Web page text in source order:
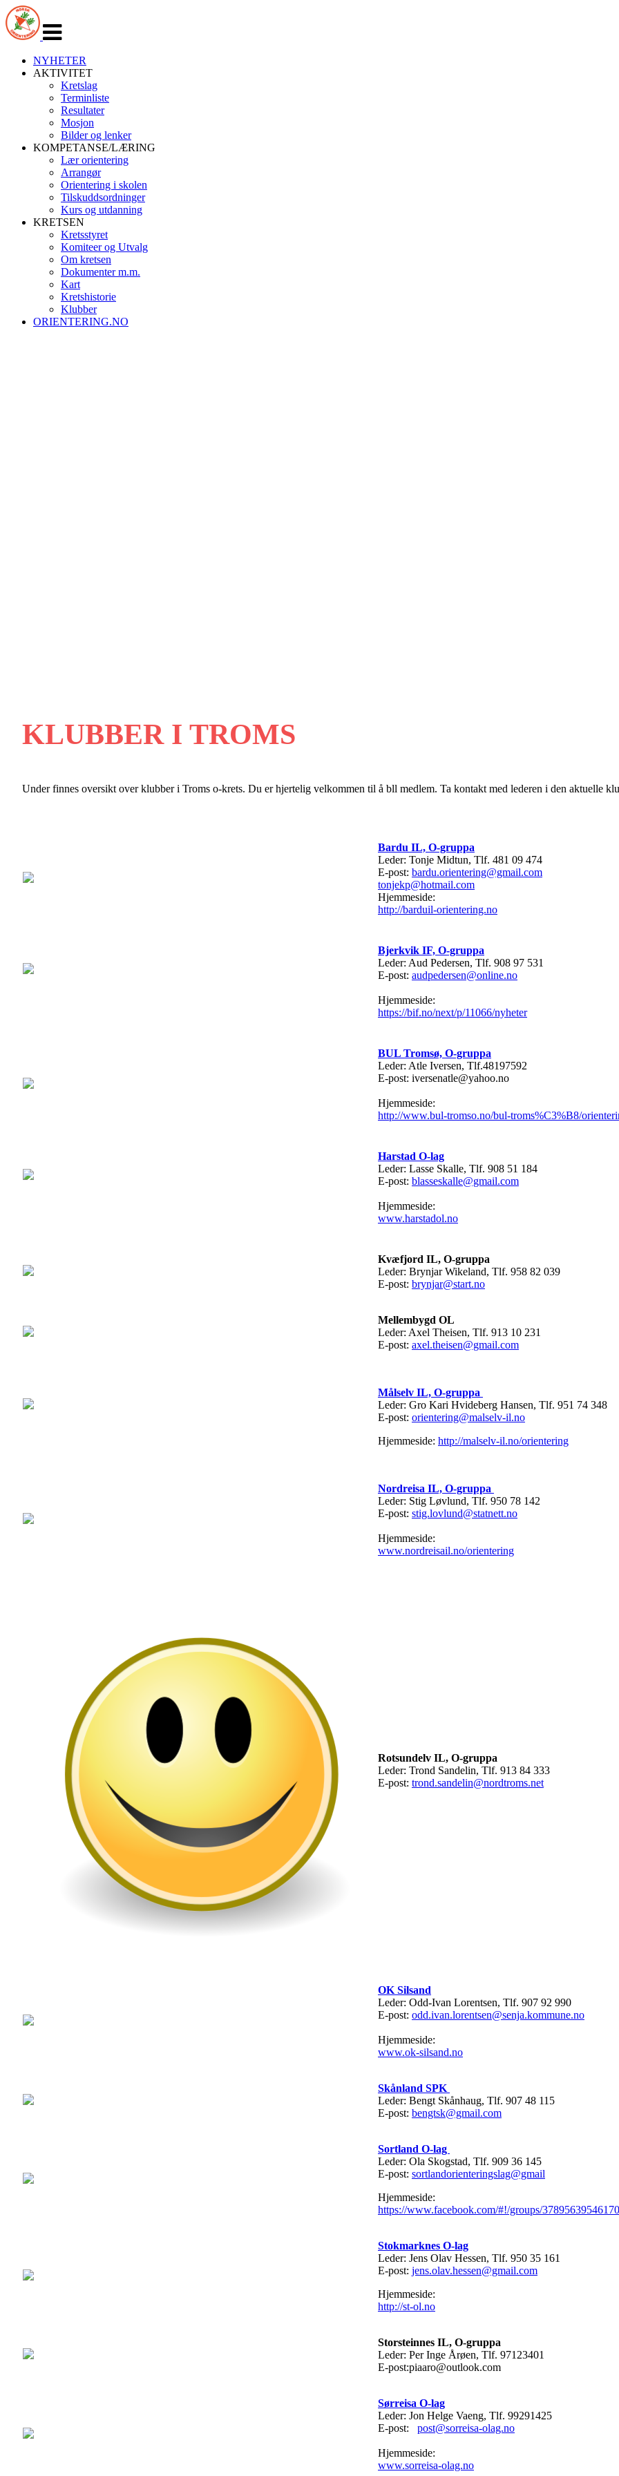
navigasjon
NYHETER
AKTIVITET
Kretslag
Terminliste
Resultater
Mosjon
Bilder og lenker
KOMPETANSE/LÆRING
Lær orientering
Arrangør
Orientering i skolen
Tilskuddsordninger
Kurs og utdanning
KRETSEN
Kretsstyret
Komiteer og Utvalg
Om kretsen
Dokumenter m.m.
Kart
Kretshistorie
Klubber
ORIENTERING.NO
KLUBBER I TROMS
Under finnes oversikt over klubber i Troms o-krets. Du er hjertelig velkommen til å bll medlem. Ta kontakt med lederen i den aktuelle
Bardu IL, O-gruppa
Leder: Tonje Midtun, Tlf. 481 09 474
E-post: bardu.orientering@gmail.com
tonjekp@hotmail.com
Hjemmeside:
http://barduil-orientering.no
Bjerkvik IF, O-gruppa
Leder: Aud Pedersen, Tlf. 908 97 531
E-post: audpedersen@online.no
Hjemmeside:
https://bif.no/next/p/11066/nyheter
BUL Tromsø, O-gruppa
Leder: Atle Iversen, Tlf.48197592
E-post: iversenatle@yahoo.no
Hjemmeside:
http://www.bul-tromso.no/bul-troms%C3%B8/
Harstad O-lag
Leder: Lasse Skalle, Tlf. 908 51 184
E-post: blasseskalle@gmail.com
Hjemmeside:
www.harstadol.no
Kvæfjord IL, O-gruppa
Leder: Brynjar Wikeland, Tlf. 958 82 039
E-post: brynjar@start.no
Mellembygd OL
Leder: Axel Theisen, Tlf. 913 10 231
E-post: axel.theisen@gmail.com
Målselv IL, O-gruppa
Leder: Gro Kari Hvideberg Hansen, Tlf. 951 74 348
E-post: orientering@malselv-il.no
Hjemmeside: http://malselv-il.no/orientering
Nordreisa IL, O-gruppa
Leder: Stig Løvlund, Tlf. 950 78 142
E-post: stig.lovlund@statnett.no
Hjemmeside:
www.nordreisail.no/orientering
Rotsundelv IL, O-gruppa
Leder: Trond Sandelin, Tlf. 913 84 333
E-post: trond.sandelin@nordtroms.net
OK Silsand
Leder: Odd-Ivan Lorentsen, Tlf. 907 92 990
E-post: odd.ivan.lorentsen@senja.kommune.no
Hjemmeside:
www.ok-silsand.no
Skånland SPK
Leder: Bengt Skånhaug, Tlf. 907 48 115
E-post: bengtsk@gmail.com
Sortland O-lag
Leder: Ola Skogstad, Tlf. 909 36 145
E-post: sortlandorienteringslag@gmail
Hjemmeside:
https://www.facebook.com/#!/groups/
Stokmarknes O-lag
Leder: Jens Olav Hessen, Tlf. 950 35 161
E-post: jens.olav.hessen@gmail.com
Hjemmeside:
http://st-ol.no
Storsteinnes IL, O-gruppa
Leder: Per Inge Årøen, Tlf. 97123401
E-post:piaaro@outlook.com
Sørreisa O-lag
Leder: Jon Helge Vaeng, Tlf. 99291425
E-post: post@sorreisa-olag.no
Hjemmeside:
www.sorreisa-olag.no